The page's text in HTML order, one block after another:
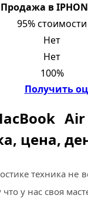
Продажа в
95% стоимости
Нет
Нет
100%
Получить
цена,
техника не
у нас своя